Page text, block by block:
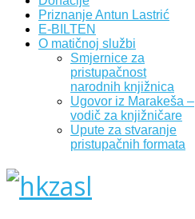
Priznanje Antun Lastrić
E-BILTEN
O matičnoj službi
Smjernice za
pristupačnost
narodnih knjižnica
Ugovor iz Marakeša –
vodič za knjižničare
Upute za stvaranje
pristupačnih formata